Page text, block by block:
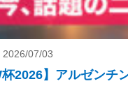
2026/07/03
杯2026】アルゼンチ